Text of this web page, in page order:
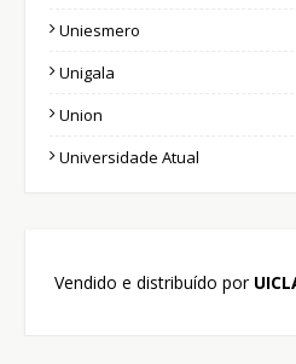
Uniesmero
Unigala
Union
Universidade Atual
Vendido e distribuído por